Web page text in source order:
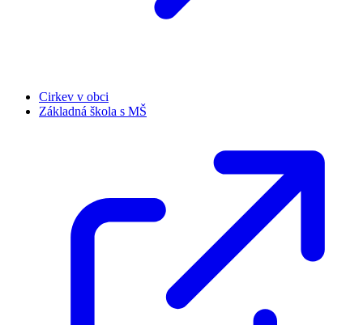
Cirkev v obci
Základná škola s MŠ